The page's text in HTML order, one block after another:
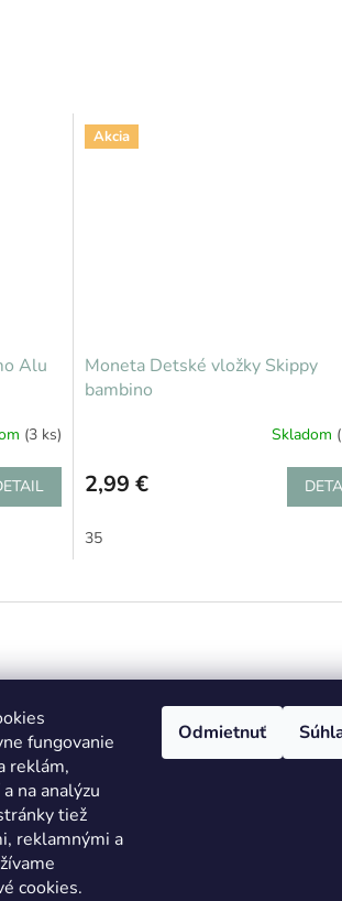
fungovanie
reklám,
na analýzu
tiež
reklamnými a
cookies.
Odmietnuť
Alu
(3 ks)
Akcia
Moneta Detské vložky Skippy
bambino
Skladom
2,99 €
35